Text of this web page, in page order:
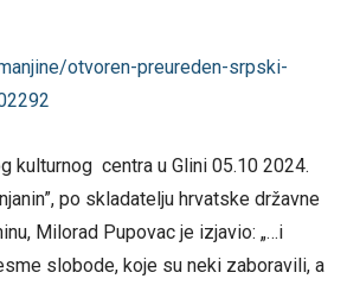
otvoren-preureden-srpski-
kulturnog centra u Glini 05.10 2024.
po skladatelju hrvatske državne
Milorad Pupovac je izjavio: „…i
slobode, koje su neki zaboravili, a